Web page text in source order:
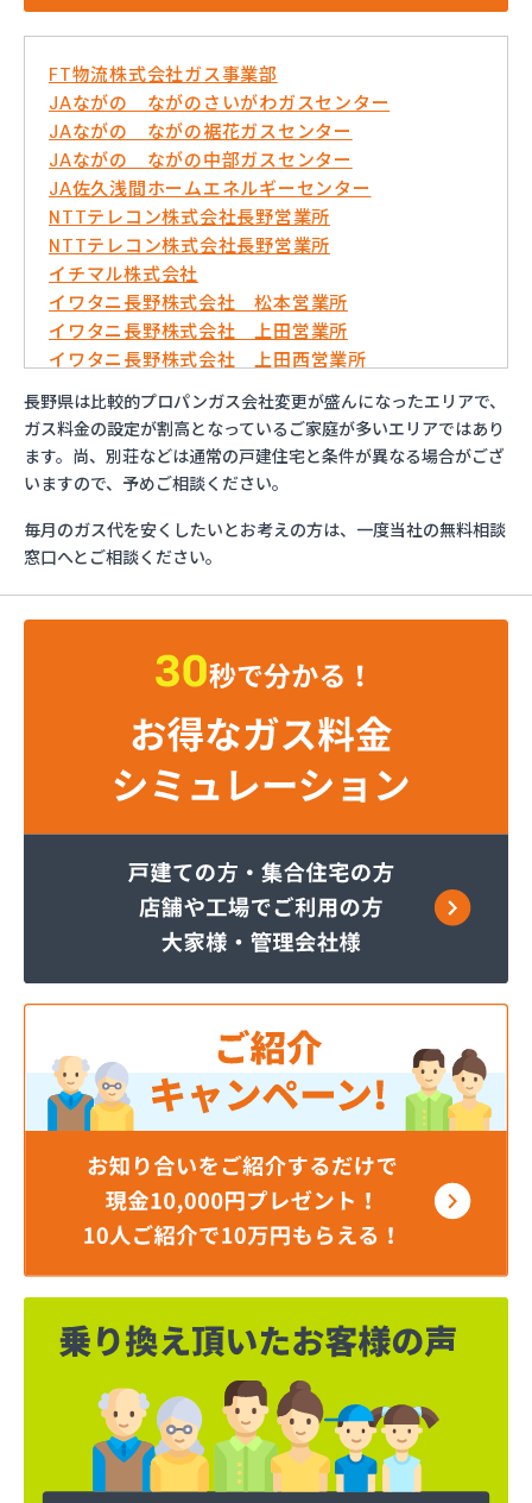
FT物流株式会社ガス事業部
JAながの ながのさいがわガスセンター
JAながの ながの裾花ガスセンター
JAながの ながの中部ガスセンター
JA佐久浅間ホームエネルギーセンター
NTTテレコン株式会社長野営業所
NTTテレコン株式会社長野営業所
イチマル株式会社
イワタニ長野株式会社 松本営業所
イワタニ長野株式会社 上田営業所
イワタニ長野株式会社 上田西営業所
イワタニ長野株式会社 佐久営業所
イワタニ長野株式会社 長野営業所
エッソ・ガスセンター長野
ガスネット佐久
サンリン株式会社
サンリン株式会社 松本オートガススタンド
サンリン株式会社 長野南支店
サンリン株式会社 松本支店
ミヤバラガス株式会社
伊丹産業株式会社 長野工場
伊丹産業株式会社 千曲営業所
一之瀬電器瓦斯サービス
岡谷酸素株式会社 佐久営業所
岡谷酸素株式会社 松本営業所
岡谷酸素株式会社 長野営業所
貝印石油株式会社 長野支店
株式会社エナジー内山
株式会社カワネン 本社・ガス事業部
株式会社クレックス 長野営業所
株式会社サイサン 佐久営業所
株式会社サイサン 千曲営業所
株式会社サイサン 長野支店
株式会社サイサン 東御営業所
株式会社セリタ
株式会社セリタ 上田営業所
株式会社タカサワ長野営業所LPG
株式会社ホームエネルギー長野 長野センター
株式会社リビック長野
株式会社叶屋
株式会社高木屋プロパン部
株式会社森田
長野県は比較的プロパンガス会社変更が盛んになったエリアで、
ガス料金の設定が割高となっているご家庭が多いエリアではあり
ます。尚、別荘などは通常の戸建住宅と条件が異なる場合がござ
いますので、予めご相談ください。
毎月のガス代を安くしたいとお考えの方は、一度当社の無料相談
窓口へとご相談ください。